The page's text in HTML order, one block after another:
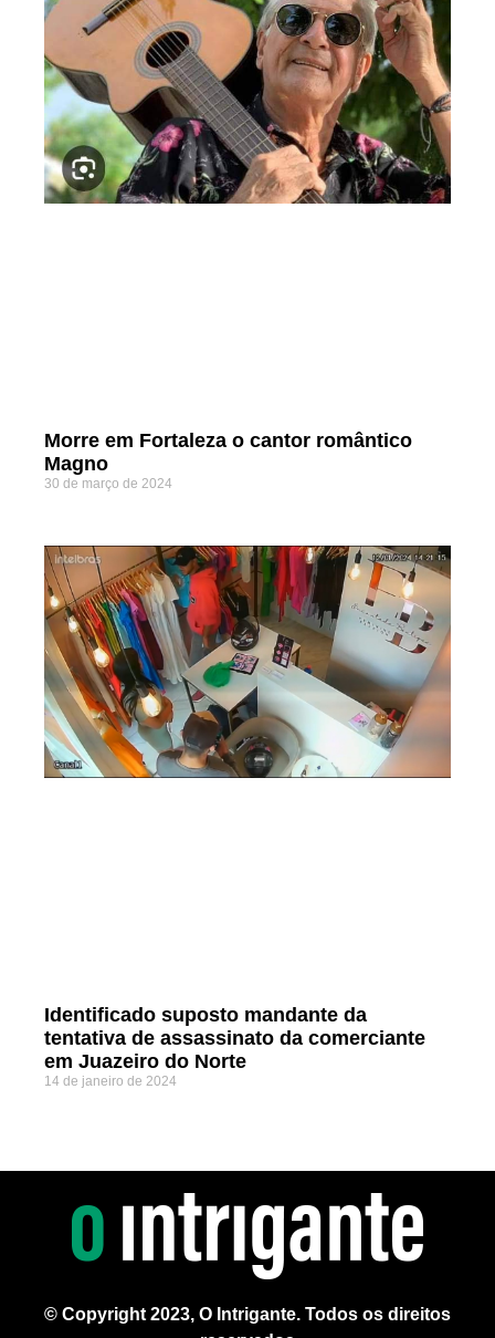
Morre em Fortaleza o cantor romântico
Magno
30 de março de 2024
Identificado suposto mandante da
tentativa de assassinato da comerciante
em Juazeiro do Norte
14 de janeiro de 2024
© Copyright 2023, O Intrigante. Todos os direitos